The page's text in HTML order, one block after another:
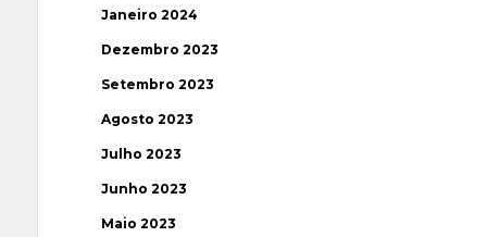
Janeiro 2024
Dezembro 2023
Setembro 2023
Agosto 2023
Julho 2023
Junho 2023
Maio 2023